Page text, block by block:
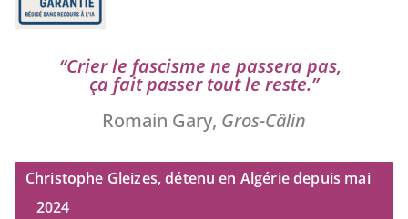
“Crier le fas­cisme ne pas­se­ra pas,
ça fait pas­ser tout le reste.”
Romain Gary, Gros-Câlin
Christophe Gleizes, détenu en Algérie depuis mai
2024